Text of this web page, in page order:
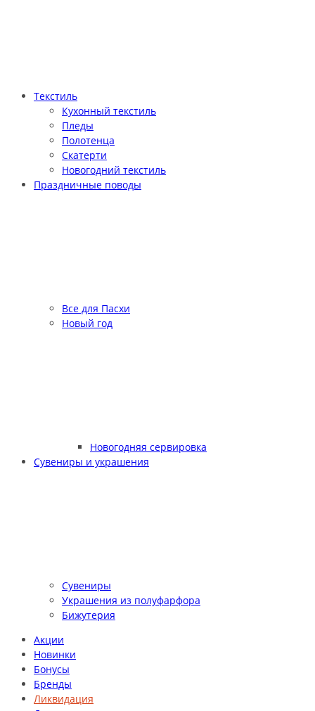
Текстиль
Кухонный текстиль
Пледы
Полотенца
Скатерти
Новогодний текстиль
Праздничные поводы
Все для Пасхи
Новый год
Новогодняя сервировка
Сувениры и украшения
Сувениры
Украшения из полуфарфора
Бижутерия
Акции
Новинки
Бонусы
Бренды
Ликвидация